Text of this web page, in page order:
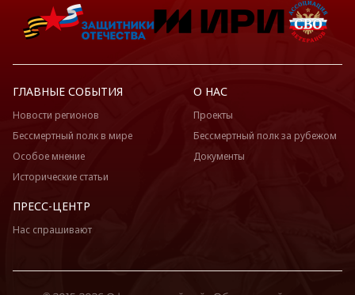
ГЛАВНЫЕ СОБЫТИЯ
Новости регионов
Бессмертный полк в мире
Особое мнение
Исторические статьи
О НАС
Проекты
Бессмертный полк за рубежом
Документы
ПРЕСС-ЦЕНТР
Нас спрашивают